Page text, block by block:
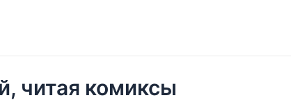
читая комиксы